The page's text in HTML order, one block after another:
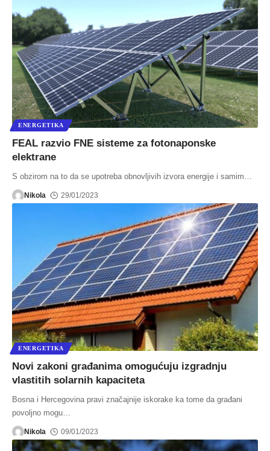
ENERGETIKA
FEAL razvio FNE sisteme za fotonaponske
elektrane
S obzirom na to da se upotreba obnovljivih izvora energije i samim…
Nikola 29/01/2023
ENERGETIKA
Novi zakoni građanima omogućuju izgradnju
vlastitih solarnih kapaciteta
Bosna i Hercegovina pravi značajnije iskorake ka tome da građani
povoljno mogu
Nikola 09/01/2023